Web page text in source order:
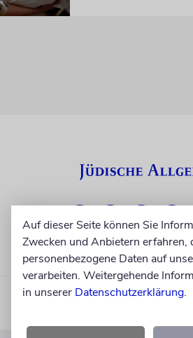
Auf dieser Seite können Sie
Zwecken und Anbietern erfahren,
personenbezogene Daten auf
verarbeiten. Weitergehende
in unserer Datenschutzerklärung.